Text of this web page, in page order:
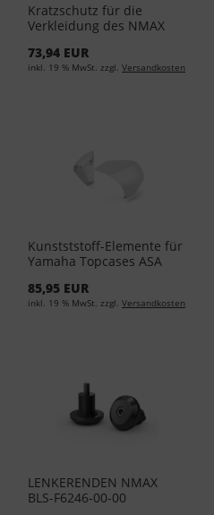
Kratzschutz für die
Verkleidung des NMAX
73,94 EUR
inkl. 19 % MwSt. zzgl. Versandkosten
Kunstststoff-Elemente für
Yamaha Topcases ASA
F84W1-00-02
85,95 EUR
inkl. 19 % MwSt. zzgl. Versandkosten
LENKERENDEN NMAX
BLS-F6246-00-00